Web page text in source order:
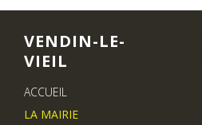
VENDIN-LE-
VIEIL
ACCUEIL
LA MAIRIE